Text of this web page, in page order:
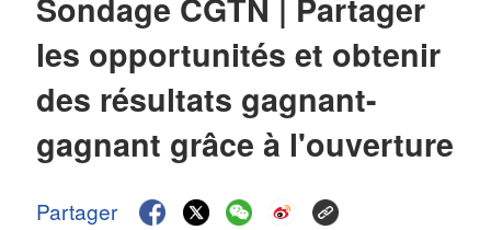
Sondage CGTN | Partager
les opportunités et obtenir
des résultats gagnant-
gagnant grâce à l'ouverture
Partager